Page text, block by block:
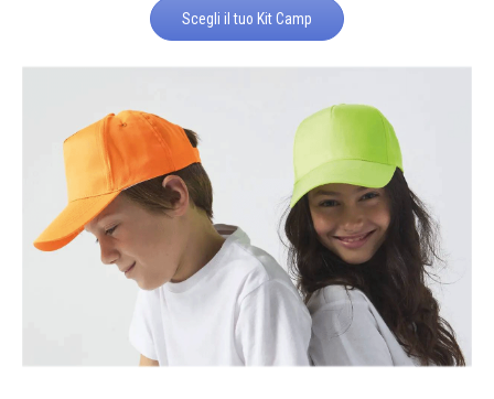
Scegli il tuo Kit Camp